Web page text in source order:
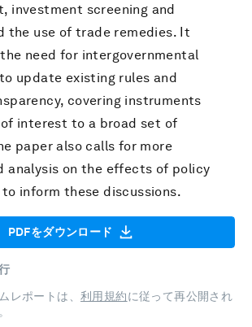
investment screening and
the use of trade remedies. It
need for intergovernmental
update existing rules and
covering instruments
interest to a broad set of
paper also calls for more
analysis on the effects of policy
inform these discussions.
PDFをダウンロード
レポートは、 利用規約に従って再公開され